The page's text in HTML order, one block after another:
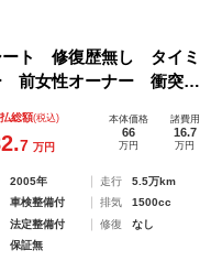
ト 修復歴無し タイミ
前女性オーナー 衝突安
生 エアコンフォクラ
禁煙車
総額(税込)
7 万円
本体価格
66
万円
諸費用
16.7
万円
2005年 走行
5.5万km
車検整備付 排気
1500cc
法定整備付 修復
なし
保証無